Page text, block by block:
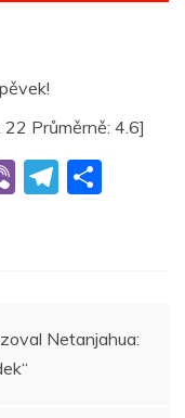
22 Průměrně: 4.6]
Vi T
m
Netanjahua: